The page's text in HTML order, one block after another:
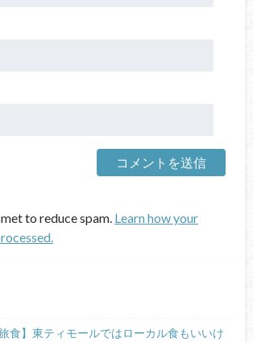
to reduce spam. Learn how your
旅食】東ティモールではローカル食もいいけ